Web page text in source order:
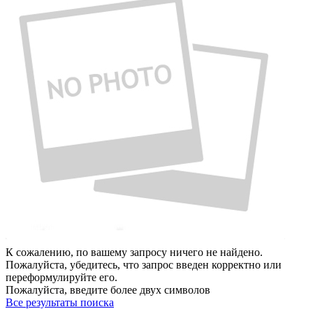
К сожалению, по вашему запросу ничего не найдено.
Пожалуйста, убедитесь, что запрос введен корректно или
переформулируйте его.
Пожалуйста, введите более двух символов
Все результаты поиска